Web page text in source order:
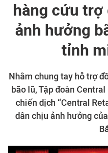
hàng cứu trợ
ảnh hưởng
tỉnh
Nhằm chung tay hỗ trợ
bão lũ, Tập đoàn
chiến dịch “Central
dân chịu ảnh hưởng